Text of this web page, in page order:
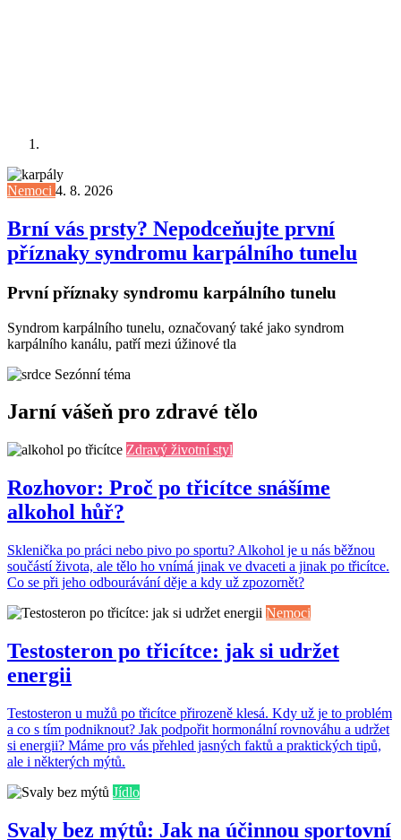
Nemoci 4. 8. 2026
Brní vás prsty? Nepodceňujte první
příznaky syndromu karpálního tunelu
První příznaky syndromu karpálního tunelu
Syndrom karpálního tunelu, označovaný také jako syndrom
karpálního kanálu, patří mezi úžinové tla
Sezónní téma
Jarní vášeň pro zdravé tělo
Zdravý životní styl
Rozhovor: Proč po třicítce snášíme
alkohol hůř?
Sklenička po práci nebo pivo po sportu? Alkohol je u nás běžnou
součástí života, ale tělo ho vnímá jinak ve dvaceti a jinak po třicítce.
Co se při jeho odbourávání děje a kdy už zpozornět?
Nemoci
Testosteron po třicítce: jak si udržet
energii
Testosteron u mužů po třicítce přirozeně klesá. Kdy už je to problém
a co s tím podniknout? Jak podpořit hormonální rovnováhu a udržet
si energii? Máme pro vás přehled jasných faktů a praktických tipů,
ale i některých mýtů.
Jídlo
Svaly bez mýtů: Jak na účinnou sportovní